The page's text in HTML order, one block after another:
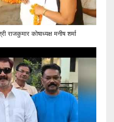
राजकुमार कोषाध्यक्ष मनीष शर्मा